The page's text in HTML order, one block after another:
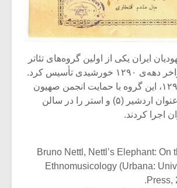
ایران یکی از اولین گروه‌های تئاتر‌
در تهران را در اواخر دهه‌ی ۱۲۹۰ خورشیدی تأسیس کرد.
در اسفند سال ۱۲۹۸، این گروه با حمایت انجمن صهیون
ایران نمایشی با عنوان اردشیر (۵) و استر را در سالن
اجرا کردند.
3- Bruno Nettl, Nettl’s Elephant:
Ethnomusicology (Urbana:
Press,